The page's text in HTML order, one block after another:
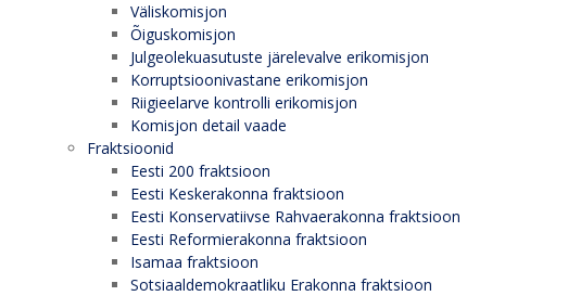
Väliskomisjon
Õiguskomisjon
Julgeolekuasutuste järelevalve erikomisjon
Korruptsioonivastane erikomisjon
Riigieelarve kontrolli erikomisjon
Komisjon detail vaade
Fraktsioonid
Eesti 200 fraktsioon
Eesti Keskerakonna fraktsioon
Eesti Konservatiivse Rahvaerakonna fraktsioon
Eesti Reformierakonna fraktsioon
Isamaa fraktsioon
Sotsiaaldemokraatliku Erakonna fraktsioon